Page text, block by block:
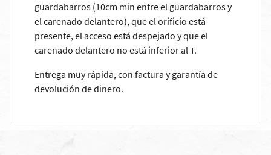
guardabarros (10cm min entre el guardabarros y
el carenado delantero), que el orificio está
presente, el acceso está despejado y que el
carenado delantero no está inferior al T.
Entrega muy rápida, con factura y garantía de
devolución de dinero.